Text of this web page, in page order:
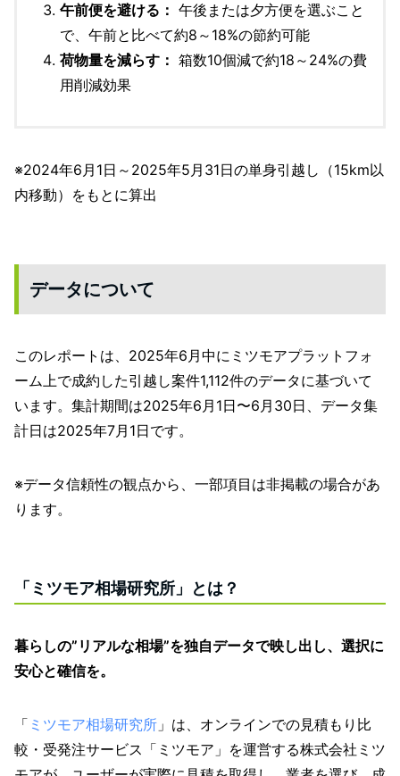
午前便を避ける： 午後または夕方便を選ぶこと
で、午前と比べて約8～18%の節約可能
荷物量を減らす： 箱数10個減で約18～24%の費
用削減効果
※2024年6月1日～2025年5月31日の単身引越し（15km以
内移動）をもとに算出
データについて
このレポートは、2025年6月中にミツモアプラットフォ
ーム上で成約した引越し案件1,112件のデータに基づいて
います。集計期間は2025年6月1日〜6月30日、データ集
計日は2025年7月1日です。
※データ信頼性の観点から、一部項目は非掲載の場合があ
ります。
「ミツモア相場研究所」とは？
暮らしの”リアルな相場”を独自データで映し出し、選択に
安心と確信を。
「 ミツモア相場研究所 」は、オンラインでの見積もり比
較・受発注サービス「ミツモア」を運営する株式会社ミツ